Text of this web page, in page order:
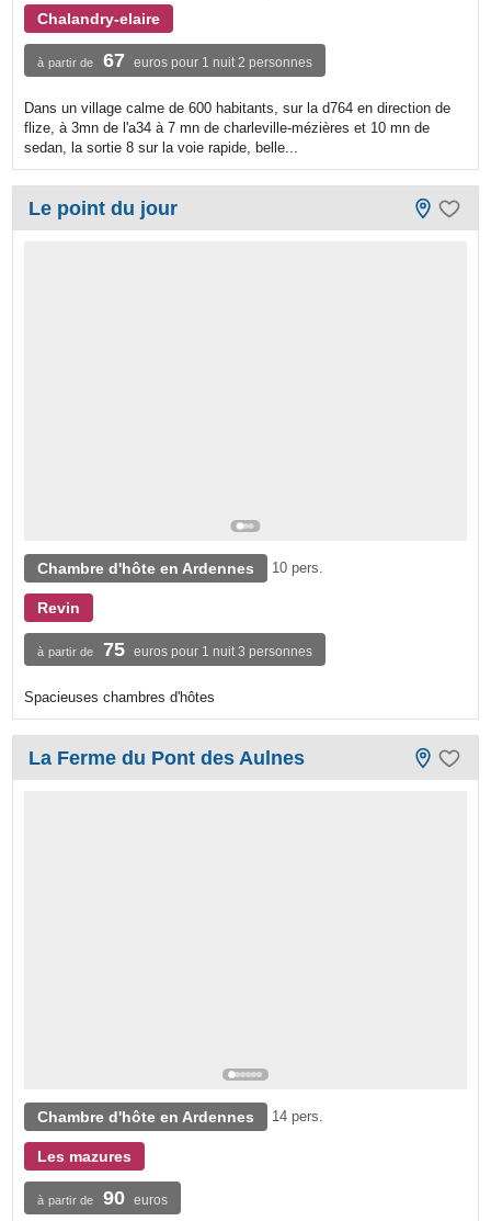
Chalandry-elaire
à partir de 67 euros pour 1 nuit 2 personnes
Dans un village calme de 600 habitants, sur la d764 en direction de
flize, à 3mn de l'a34 à 7 mn de charleville-mézières et 10 mn de
sedan, la sortie 8 sur la voie rapide, belle...
Le point du jour
Chambre d'hôte en Ardennes 10 pers.
Revin
à partir de 75 euros pour 1 nuit 3 personnes
Spacieuses chambres d'hôtes
La Ferme du Pont des Aulnes
Chambre d'hôte en Ardennes 14 pers.
Les mazures
à partir de 90 euros